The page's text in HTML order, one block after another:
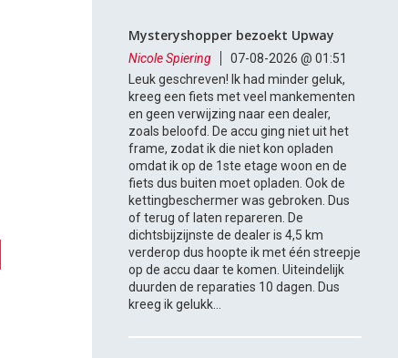
Mysteryshopper bezoekt Upway
Nicole Spiering
07-08-2026 @ 01:51
Leuk geschreven! Ik had minder geluk,
kreeg een fiets met veel mankementen
en geen verwijzing naar een dealer,
zoals beloofd. De accu ging niet uit het
frame, zodat ik die niet kon opladen
omdat ik op de 1ste etage woon en de
fiets dus buiten moet opladen. Ook de
kettingbeschermer was gebroken. Dus
of terug of laten repareren. De
dichtsbijzijnste de dealer is 4,5 km
verderop dus hoopte ik met één streepje
op de accu daar te komen. Uiteindelijk
duurden de reparaties 10 dagen. Dus
kreeg ik gelukk...